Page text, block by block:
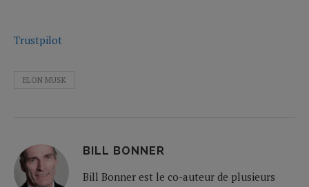
Trustpilot
ELON MUSK
BILL BONNER
Bill Bonner est le co-auteur de plusieurs